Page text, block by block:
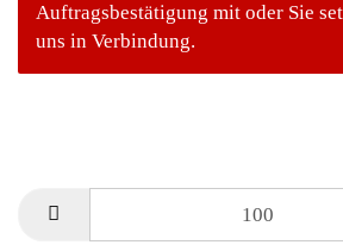
Auftragsbestätigung mit oder Sie
uns in Verbindung.